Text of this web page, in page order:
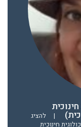
|
להציג
חינוכית